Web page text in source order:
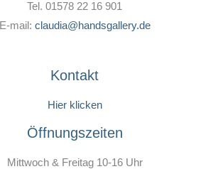
Tel. 01578 22 16 901
E-mail: claudia@handsgallery.de
Kontakt
Hier klicken
Öffnungszeiten
Mittwoch & Freitag 10-16 Uhr